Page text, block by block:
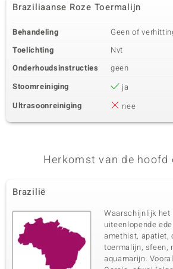
Braziliaanse Roze Toermalijn
Behandeling
Geen of
Toelichting
Nvt
Onderhoudsinstructies
geen
Stoomreiniging
ja
Ultrasoonreiniging
nee
Herkomst van de hoofd
Brazilië
Waarschijnlijk het
uiteenlopende
amethist, apatiet,
toermalijn, sfeen,
aquamarijn.